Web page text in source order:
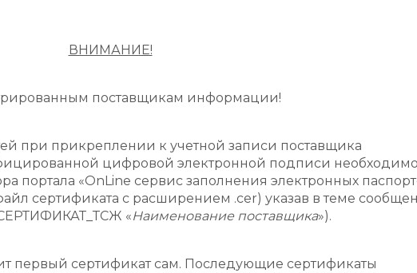
ВНИМАНИЕ!
поставщикам информации!
при прикреплении к учетной записи поставщика
цифровой электронной подписи
портала «OnLine сервис заполнения электронных
сертификата с расширением .cer) указав в теме
«Наименование поставщика»).
первый сертификат сам. Последующие сертификаты